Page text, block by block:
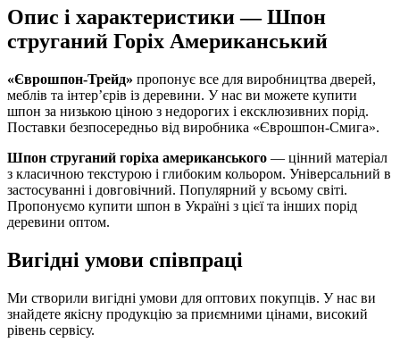
Опис і характеристики — Шпон
струганий Горіх Американський
«Єврошпон-Трейд» пропонує все для виробництва дверей,
меблів та інтер’єрів із деревини. У нас ви можете купити
шпон за низькою ціною з недорогих і ексклюзивних порід.
Поставки безпосередньо від виробника «Єврошпон-Смига».
Шпон струганий горіха американського — цінний матеріал
з класичною текстурою і глибоким кольором. Універсальний в
застосуванні і довговічний. Популярний у всьому світі.
Пропонуємо купити шпон в Україні з цієї та інших порід
деревини оптом.
Вигідні умови співпраці
Ми створили вигідні умови для оптових покупців. У нас ви
знайдете якісну продукцію за приємними цінами, високий
рівень сервісу.